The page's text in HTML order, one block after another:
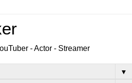
- Actor - Streamer
▼